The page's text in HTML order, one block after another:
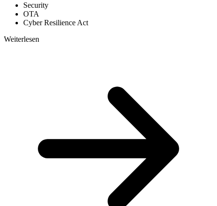
Security
OTA
Cyber Resilience Act
Weiterlesen